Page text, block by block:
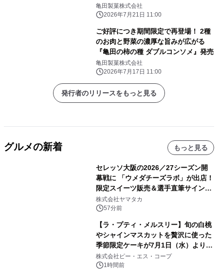
亀田製菓株式会社
2026年7月21日 11:00
ご好評につき期間限定で再登場！ 2種
のお肉と野菜の濃厚な旨みが広がる
『亀田の柿の種 ダブルコンソメ』発売
亀田製菓株式会社
2026年7月17日 11:00
発行者のリリースをもっと見る
グルメの新着 もっと見る
セレッソ大阪の2026／27シーズン開
幕戦に 「ウメダチーズラボ」が出店！
限定スイーツ販売＆選手直筆サイング
ッズが当たる抽選会を 8月8日に開催
株式会社ヤマタカ
57分前
【ラ・プティ・メルスリー】旬の白桃
やシャインマスカットを贅沢に使った
季節限定ケーキが7月1日（水）より順
次登場！
株式会社ピー・エス・コープ
1時間前